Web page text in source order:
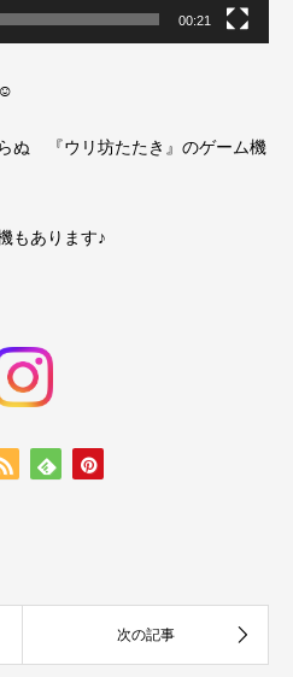
00:21
ぬ 『ウリ坊たたき』のゲーム機
もあります♪